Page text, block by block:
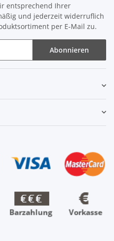
entsprechend Ihrer
und jederzeit widerruflich
per E-Mail zu.
Abonnieren